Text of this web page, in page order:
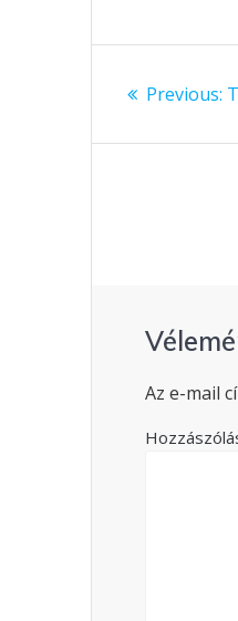
Previous:
Az e-mail